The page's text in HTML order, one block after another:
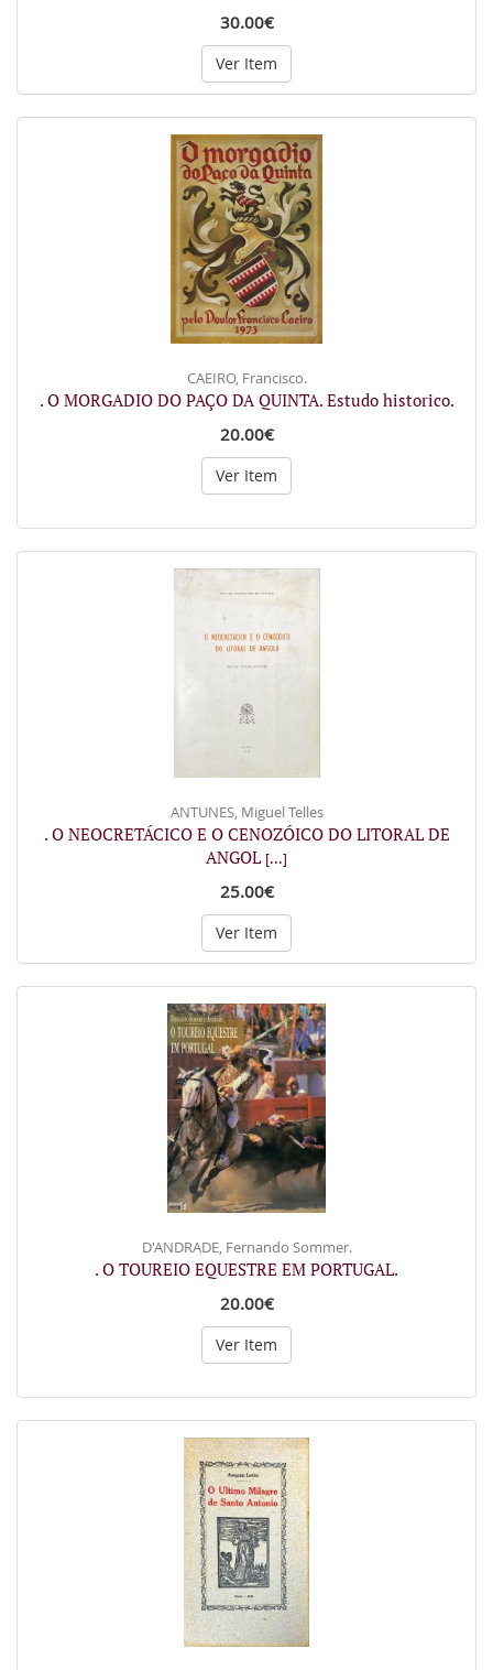
30.00€
Ver Item
CAEIRO, Francisco.
. O MORGADIO DO PAÇO DA QUINTA. Estudo historico.
20.00€
Ver Item
ANTUNES, Miguel Telles
. O NEOCRETÁCICO E O CENOZÓICO DO LITORAL DE
ANGOL [...]
25.00€
Ver Item
D'ANDRADE, Fernando Sommer.
. O TOUREIO EQUESTRE EM PORTUGAL.
20.00€
Ver Item